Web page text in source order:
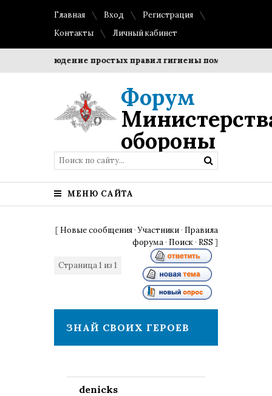
Главная Вход
Регистрация
Контакты
Личный кабинет
Соблюдение простых правил гигиены помогает
Форум
обороны
МЕНЮ САЙТА
[ Новые сообщения ·Участники · Правила
форума · Поиск · RSS ]
Страница1 из 1
ЗНАЙ СВОИХ ГЕРОЕВ
denicks